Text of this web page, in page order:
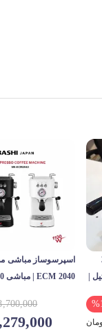
|
%
ECM 2040 | مباشی 2040